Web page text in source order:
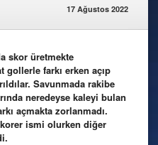
17 Ağustos 2022
skor üretmekte
gollerle farkı erken açıp
Savunmada rakibe
neredeyse kaleyi bulan
açmakta zorlanmadı.
ismi olurken diğer